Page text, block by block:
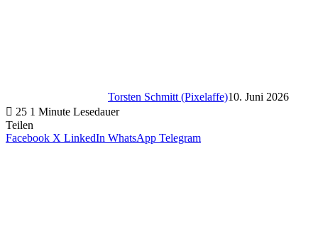
Torsten Schmitt (Pixelaffe)10. Juni 2026
25 1 Minute Lesedauer
Teilen
Facebook X LinkedIn WhatsApp Telegram